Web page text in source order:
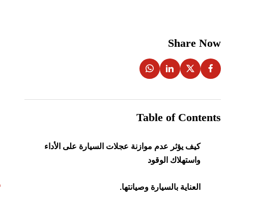
Share Now
Table of Contents
كيف يؤثر عدم موازنة عجلات السيارة على الأداء
واستهلاك الوقود
العناية بالسيارة وصيانتها.